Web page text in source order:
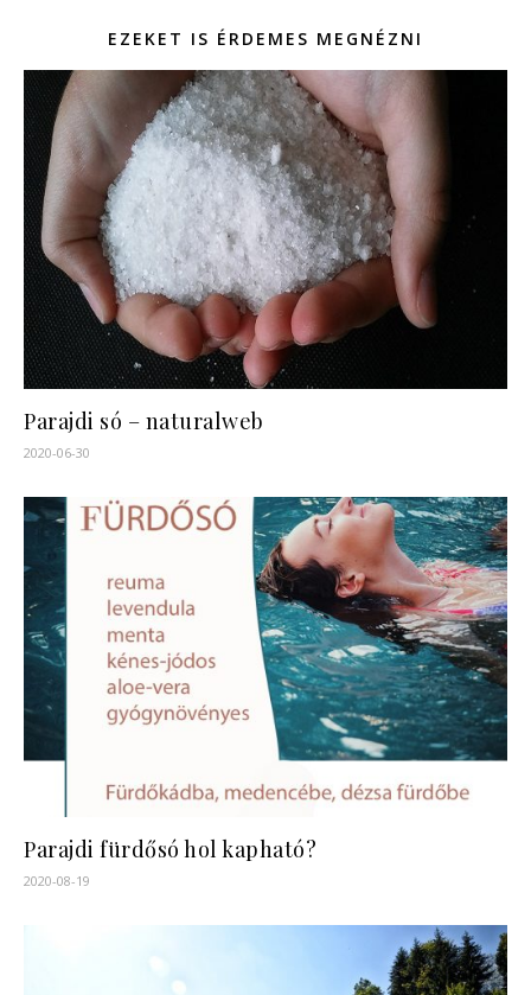
EZEKET IS ÉRDEMES MEGNÉZNI
Parajdi só – naturalweb
2020-06-30
Parajdi fürdősó hol kapható?
2020-08-19